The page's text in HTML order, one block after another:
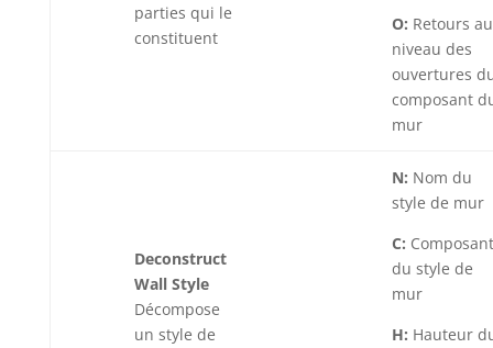
parties qui le
constituent
O: Retours au
niveau des
ouvertures
composant
mur
Deconstruct
Wall Style
Décompose
un style de
N: Nom du
style de mur
C:
du style de
mur
H: Hauteur